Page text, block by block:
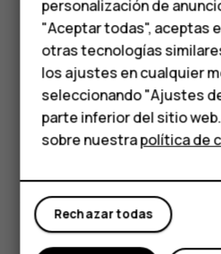
Teléfonos
personas
HMD Terra M
Comprar
Mi cuenta
También puede actualizar
Mis aplicaciones y juegos,
TODO.
Eliminar aplicaciones
PresionePlay Store>menu>Mis
Acceder a música,
Play
personalización de
"Aceptar todas", aceptas
otras tecnologías
los ajustes en cualquier
seleccionando "Ajustes
parte inferior del sitio
sobre nuestrapolítica de
Rechazar todas